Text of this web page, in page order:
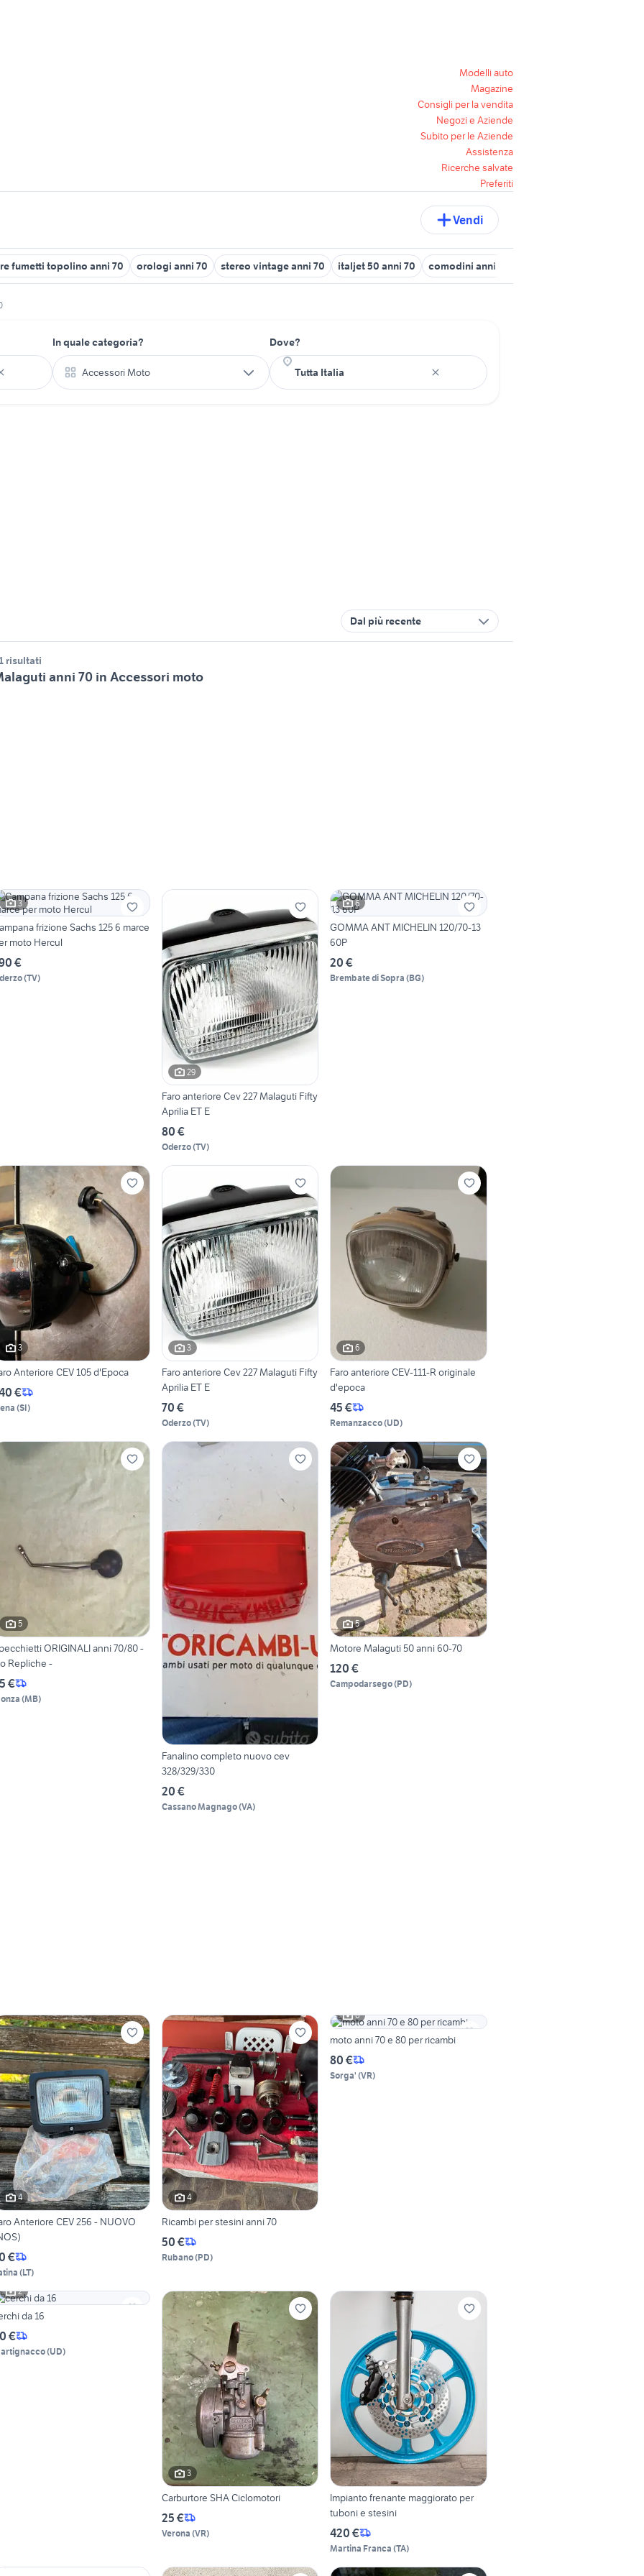
Modelli auto
Magazine
Consigli per la vendita
Negozi e Aziende
Subito per le Aziende
Assistenza
Ricerche salvate
Preferiti
Vendi
fumetti topolino anni 70 orologi anni 70 stereo vintage anni 70 italjet 50 anni 70 comodini anni 60
In quale categoria?
Accessori Moto
Dove?
Dal più recente
risultati
anni 70 in Accessori moto
3
frizione Sachs 125 6 marce
moto Hercul
€
(TV)
29
Faro anteriore Cev 227 Malaguti Fifty
Aprilia ET E
80 €
Oderzo(TV)
6
GOMMA ANT MICHELIN 120/70-13
60P
20 €
Brembate di Sopra (BG)
3
Anteriore CEV 105 d'Epoca
€
(SI)
3
Faro anteriore Cev 227 Malaguti Fifty
Aprilia ET E
70 €
Oderzo(TV)
6
Faro anteriore CEV-111-R originale
d'epoca
45 €
Remanzacco(UD)
5
ORIGINALI anni 70/80 -
Repliche -
€
(MB)
Fanalino completo nuovo cev
328/329/330
20 €
Cassano Magnago(VA)
5
Motore Malaguti 50 anni 60-70
120 €
Campodarsego(PD)
4
Anteriore CEV 256 - NUOVO
€
(LT)
4
Ricambi per stesini anni 70
50 €
Rubano(PD)
6
moto anni 70 e 80 per ricambi
80 €
Sorga' (VR)
2
da 16
€
(UD)
3
Carburtore SHA Ciclomotori
25 €
Verona (VR)
Impianto frenante maggiorato per
tuboni e stesini
420 €
Martina Franca (TA)